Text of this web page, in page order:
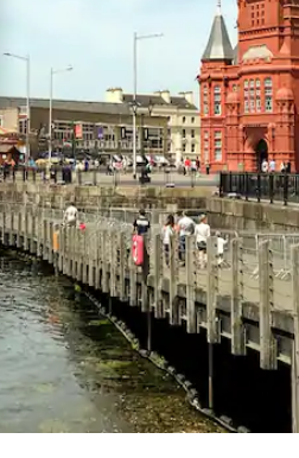
lart e poshtë ose eksploro